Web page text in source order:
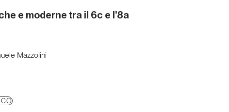
e moderne tra il 6c e l’8a
Mazzolini